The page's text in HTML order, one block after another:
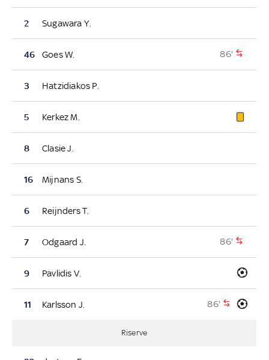
2 Sugawara Y.
46 Goes W. 86'
3 Hatzidiakos P.
5 Kerkez M.
8 Clasie J.
16 Mijnans S.
6 Reijnders T.
7 Odgaard J. 86'
9 Pavlidis V.
11 Karlsson J. 86'
Riserve